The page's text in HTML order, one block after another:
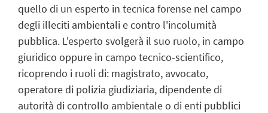
quello di un esperto in tecnica forense nel campo
degli illeciti ambientali e contro l'incolumità
pubblica. L'esperto svolgerà il suo ruolo, in campo
giuridico oppure in campo tecnico-scientifico,
ricoprendo i ruoli di: magistrato, avvocato,
operatore di polizia giudiziaria, dipendente di
autorità di controllo ambientale o di enti pubblici